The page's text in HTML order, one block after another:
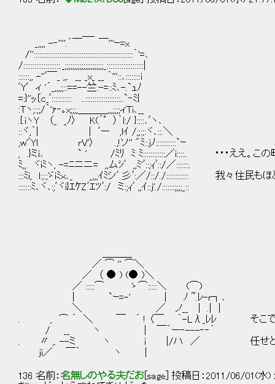
_,,,, -‐''''.´￣ ￣'''ｰ=x
/''::::::::::::::::::::::::::::::::::::::::::::::::::::::｀'=､
/::::::::::::::::::::._;;;;;;;;;;;;;;;;;;;;;_::::::::::::::::::::|
::::::,, -''ﾞ￣_ ,,. __ _x_ __ ｀'''::､::::::::i
ﾞYﾞ ィ '´_,,,;;::==--竺:-=::ﾐ､-.`ｭﾉ
=:}''ｯ〔c_ﾞ::::::::::: ..:::::::::::::::::::..`‐ﾐ{
:Tヽ;:;;/｀'ｧ‐｡x;;;,＿＿＿,,,;;;;ィTi､__
.{.iヽY （_ _ﾉ〉 K(´ﾟ ）｀l:/ }::::､ﾞヽ､
::ヾ,｀| | ﾞー ,lｲ /;;:;:ヾ､::.＼
,w'ﾞYl rV'〉 .,!ソ'' "ﾐ::jﾉ:::::::::::`ｰ
, .}ミi､ ` ' /ﾐﾘ ﾐ ﾐ::::::::::::／i::::.. ・・・ええ。この町に
ﾐ,, ヾiﾐヽ, -=ﾆニニ= ,,ムｼﾞ ,,ﾐ'ﾞ::;ｨﾞ::/／:::::::.
:::ﾐi, l:;:;ゞiﾐｘ､_ _,,,ｲﾐシﾞ 彡ﾞ:／/::/./:::::::::::: 我々住民もほ
:::::::ﾐ､ヾ､:;ﾞヾi}ｴｹZﾞｴﾂﾞ:/ ミ:;ｨﾞ ,,ｲ::j'./:::::::;;;;_::
／ ⌒ '' ⌒＼
／ （ ● ) (● )＼
／ :::::⌒ ゝ⌒:::::＼ (⌒)
| `ｰ=-' | ﾉ ~.ﾚ-r┐､
＼ ／ ノ__ | .| |
. , ⌒ ´ ＼ ￣ ´ ! 〈￣ ｀-Lλ_ﾚﾚ そこで、腕利き
/ __ ヽ | ￣｀ー‐---‐‐´
. 〃 ,. --ミ ヽ i |/ハ ／ 任せとけって。一
ji／ ￣｀ ヽ |
136 名前： 名無しのやる夫だお [sage] 投稿日：2011/06/01(水)